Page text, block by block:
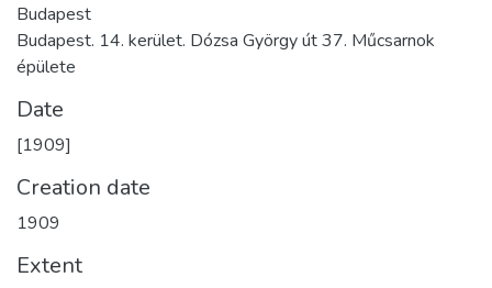
Budapest
Budapest. 14. kerület. Dózsa György út 37. Műcsarnok
épülete
Date
[1909]
Creation date
1909
Extent